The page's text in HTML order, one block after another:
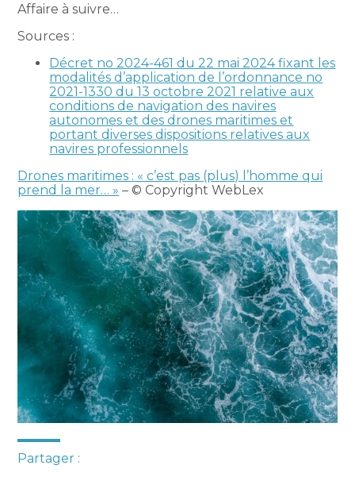
Affaire à suivre…
Sources :
Décret no 2024-461 du 22 mai 2024 fixant les
modalités d’application de l’ordonnance no
2021-1330 du 13 octobre 2021 relative aux
conditions de navigation des navires
autonomes et des drones maritimes et
portant diverses dispositions relatives aux
navires professionnels
Drones maritimes : « c’est pas (plus) l’homme qui
prend la mer… » – © Copyright WebLex
Partager :